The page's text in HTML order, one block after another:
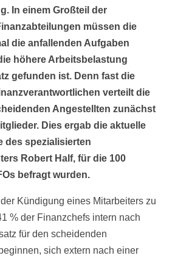
In einem Großteil der
müssen die
die anfallenden Aufgaben
höhere Arbeitsbelastung
gefunden ist. Denn fast die
verteilt die
Angestellten zunächst
Dies ergab die aktuelle
des spezialisierten
Robert Half, für die 100
befragt wurden.
Kündigung eines Mitarbeiters zu
% der Finanzchefs intern nach
für den scheidenden
sich extern nach einer